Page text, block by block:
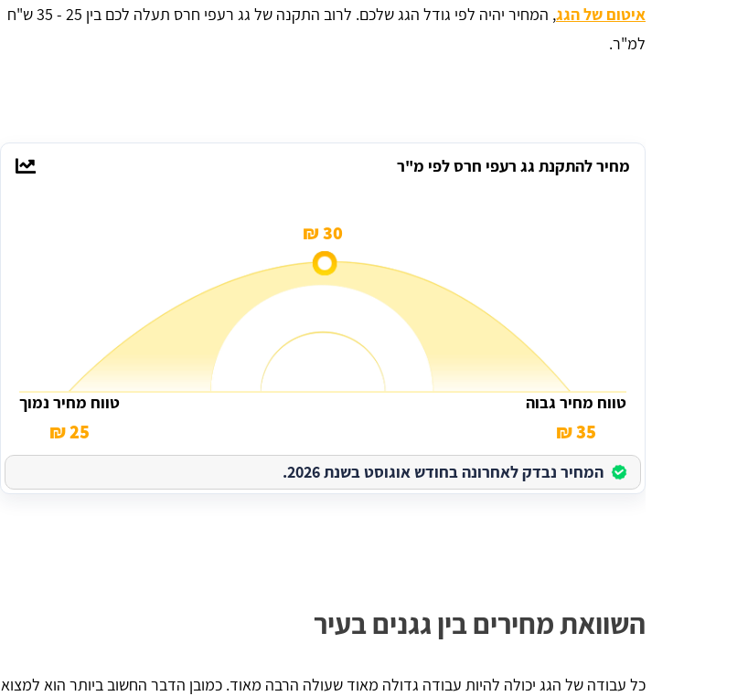
איטום של הגג
, המחיר יהיה לפי גודל הגג שלכם. לרוב התקנה של גג רעפי חרס תעלה לכם בין 25 - 35 ש"ח
למ"ר.
מחיר להתקנת גג רעפי חרס לפי מ"ר
30 ₪
טווח מחיר גבוה
35 ₪
טווח מחיר נמוך
25 ₪
המחיר נבדק לאחרונה בחודש אוגוסט בשנת 2026.
השוואת מחירים בין גגנים בעיר
כל עבודה של הגג יכולה להיות עבודה גדולה מאוד שעולה הרבה מאוד. כמובן הדבר החשוב ביותר הוא למצוא